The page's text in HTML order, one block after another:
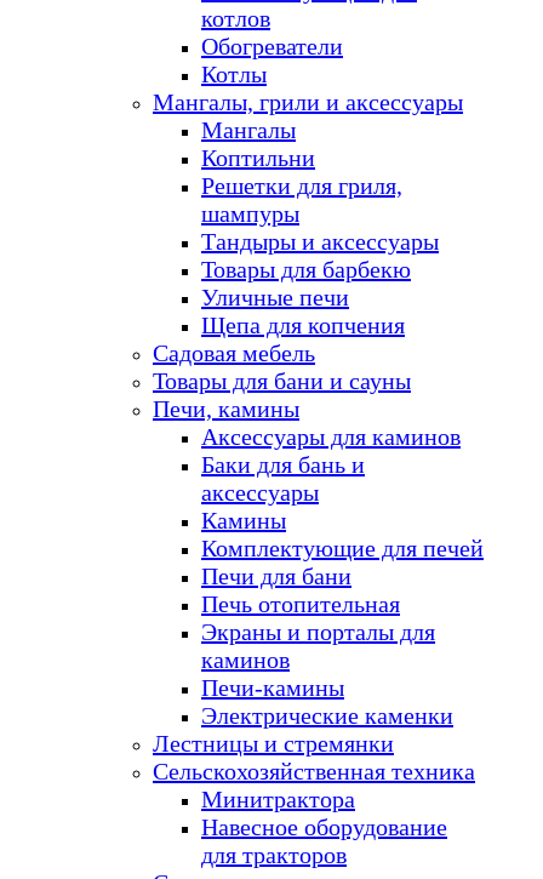
котлов
Обогреватели
Котлы
Мангалы, грили и аксессуары
Мангалы
Коптильни
Решетки для гриля,
шампуры
Тандыры и аксессуары
Товары для барбекю
Уличные печи
Щепа для копчения
Садовая мебель
Товары для бани и сауны
Печи, камины
Аксессуары для каминов
Баки для бань и
аксессуары
Камины
Комплектующие для печей
Печи для бани
Печь отопительная
Экраны и порталы для
каминов
Печи-камины
Электрические каменки
Лестницы и стремянки
Сельскохозяйственная техника
Минитрактора
Навесное оборудование
для тракторов